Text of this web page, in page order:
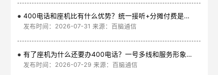
400电话和座机比有什么优势？统一接听+分摊付费是核心
发布时间：2026-07-31 来源：百脑通信
有了座机为什么还要办400电话？一号多线和服务形象是核心
发布时间：2026-07-29 来源：百脑通信